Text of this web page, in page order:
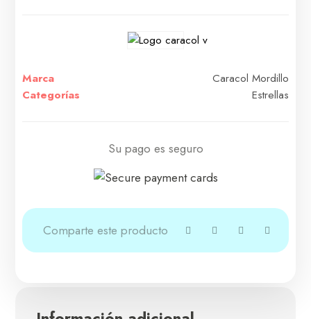
Marca
Caracol Mordillo
Categorías
Estrellas
Su pago es seguro